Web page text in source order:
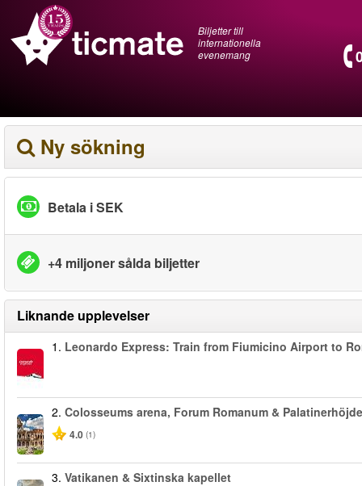
Biljetter till
internationella
evenemang
Ny sökning
Betala i SEK
+4 miljoner sålda biljetter
Liknande upplevelser
1. Leonardo Express: Train from Fiumicino Airport to
2. Colosseums arena, Forum Romanum &
4.0 (1)
3. Vatikanen & Sixtinska kapellet